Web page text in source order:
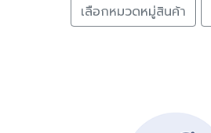
เลือกหมวดหมู่สินค้า